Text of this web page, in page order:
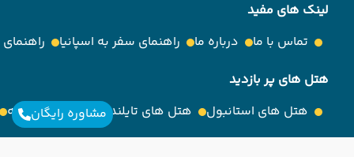
مشاوره رایگان
لینک های مفید
تماس با ما
درباره ما راهنمای سفر به اسپانیا
هتل های پر بازدید
هتل های استانبول
هتل های تایلند
هتل های روسیه